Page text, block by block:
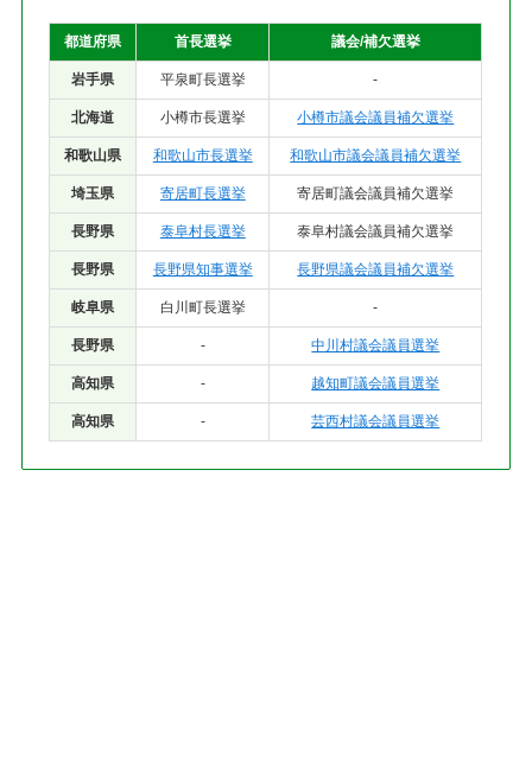
都道府県 首長選挙 議会/補欠選挙
岩手県 平泉町長選挙 -
北海道 小樽市長選挙 小樽市議会議員補欠選挙
和歌山県 和歌山市長選挙 和歌山市議会議員補欠選挙
埼玉県 寄居町長選挙 寄居町議会議員補欠選挙
長野県 泰阜村長選挙 泰阜村議会議員補欠選挙
長野県 長野県知事選挙 長野県議会議員補欠選挙
岐阜県 白川町長選挙 -
長野県 - 中川村議会議員選挙
高知県 - 越知町議会議員選挙
高知県 - 芸西村議会議員選挙